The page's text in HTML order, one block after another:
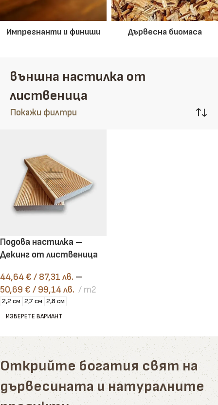
Импрегнанти и финиши Дървесна биомаса
външна настилка от
лиственица
Покажи филтри
Подова настилка –
Декинг от лиственица
44,64€ / 87,31 лв. –
50,69 € / 99,14 лв. m2
2,2 см 2,7 см 2,8 см
ИЗБЕРЕТЕ ВАРИАНТ
Открийте богатия свят на
дървесината и натуралните